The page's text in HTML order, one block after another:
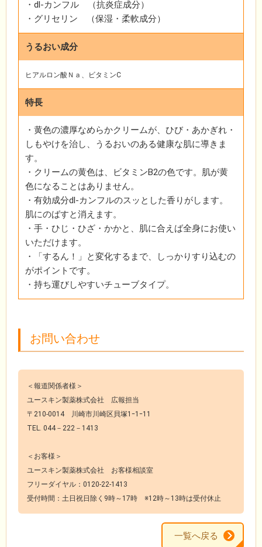
・dl-カンフル （抗炎症成分）
・グリセリン （保湿・柔軟成分）
うるおい成分
ヒアルロン酸Ｎａ、ビタミンC
特長
・黄色の濃厚なめらかクリームが、ひび・あかぎれ・
しもやけを治し、うるおいのある健康な肌に導きま
す。
・クリームの黄色は、ビタミンB2の色です。肌が黄
色になることはありません。
・有効成分dl-カンフルのスッとした香りがします。
肌にのばすと消えます。
・手・ひじ・ひざ・かかと、肌に合えば全身にお使い
いただけます。
・「するん！」と変化するまで、しっかりすり込むの
がポイントです。
・持ち運びしやすいチューブタイプ。
お問い合わせ
＜報道関係者様＞
ユースキン製薬株式会社 広報担当
〒210-0014 川崎市川崎区貝塚1ｰ1ｰ11
TEL. 044－222－1413
＜お客様＞
ユースキン製薬株式会社 お客様相談室
フリーダイヤル：0120-22-1413
受付時間：土日祝日除く9時～17時 ※12時～13時は受付休止
一覧へ戻る